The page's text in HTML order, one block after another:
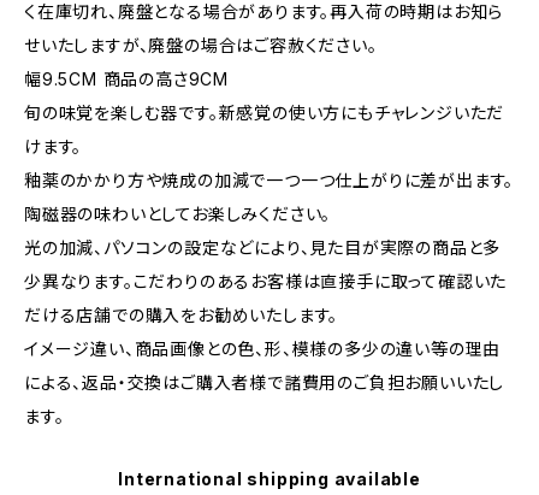
く在庫切れ、廃盤となる場合があります。再入荷の時期はお知ら
せいたしますが、廃盤の場合はご容赦ください。
幅9.5CM 商品の高さ9CM
旬の味覚を楽しむ器です。新感覚の使い方にもチャレンジいただ
けます。
釉薬のかかり方や焼成の加減で一つ一つ仕上がりに差が出ます。
陶磁器の味わいとしてお楽しみください。
光の加減、パソコンの設定などにより、見た目が実際の商品と多
少異なります。こだわりのあるお客様は直接手に取って確認いた
だける店舗での購入をお勧めいたします。
イメージ違い、商品画像との色、形、模様の多少の違い等の理由
による、返品・交換はご購入者様で諸費用のご負担お願いいたし
ます。
International shipping available